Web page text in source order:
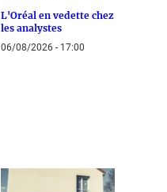
L'Oréal en vedette chez
les analystes
06/08/2026 - 17:00